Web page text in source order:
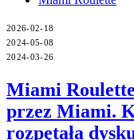
2026-02-18
2024-05-08
2024-03-26
Miami
przez Miami.
rozpętała